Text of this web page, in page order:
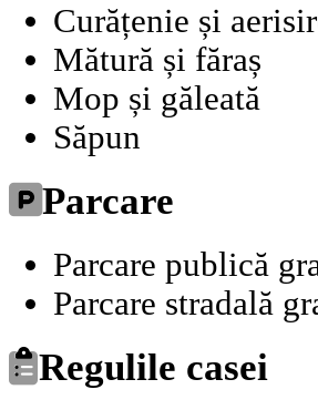
Curățenie și
Mătură și făraș
Mop și găleată
Săpun
Parcare
Parcare publică
Parcare stradală
Regulile casei